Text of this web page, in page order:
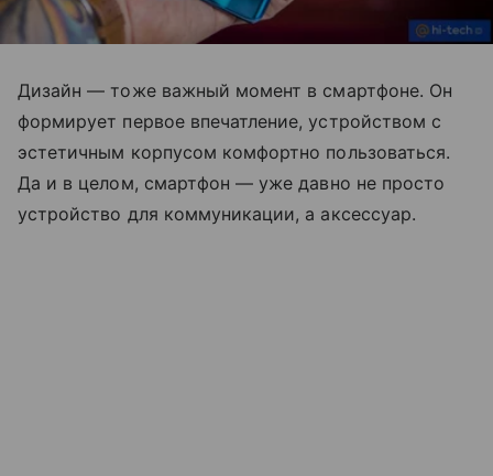
Дизайн — тоже важный момент в смартфоне. Он
формирует первое впечатление, устройством с
эстетичным корпусом комфортно пользоваться.
Да и в целом, смартфон — уже давно не просто
устройство для коммуникации, а аксессуар.